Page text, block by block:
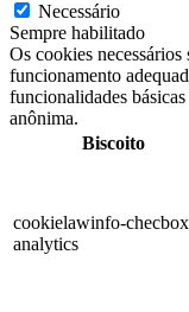
Necessário
Sempre habilitado
Os cookies necessários
funcionamento
funcionalidades
anônima.
Biscoito
cookielawinfo-
analytics